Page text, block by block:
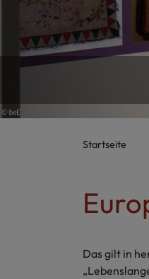
Das
Startseite
Das gilt in